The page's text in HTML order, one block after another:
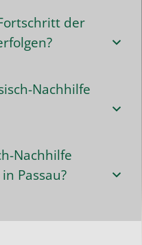
der
Nachhilfe
Nachhilfe
Passau?